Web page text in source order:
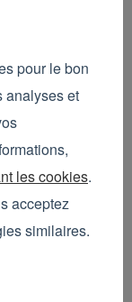
pour le bon
analyses et
les cookies.
acceptez
similaires.
un
est
vous
par exemple,